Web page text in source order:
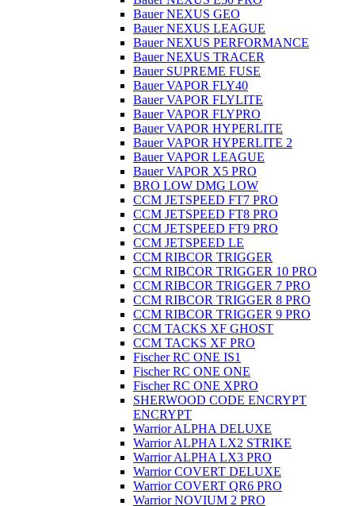
Bauer NEXUS GEO
Bauer NEXUS LEAGUE
Bauer NEXUS PERFORMANCE
Bauer NEXUS TRACER
Bauer SUPREME FUSE
Bauer VAPOR FLY40
Bauer VAPOR FLYLITE
Bauer VAPOR FLYPRO
Bauer VAPOR HYPERLITE
Bauer VAPOR HYPERLITE 2
Bauer VAPOR LEAGUE
Bauer VAPOR X5 PRO
BRO LOW DMG LOW
CCM JETSPEED FT7 PRO
CCM JETSPEED FT8 PRO
CCM JETSPEED FT9 PRO
CCM JETSPEED LE
CCM RIBCOR TRIGGER
CCM RIBCOR TRIGGER 10 PRO
CCM RIBCOR TRIGGER 7 PRO
CCM RIBCOR TRIGGER 8 PRO
CCM RIBCOR TRIGGER 9 PRO
CCM TACKS XF GHOST
CCM TACKS XF PRO
Fischer RC ONE IS1
Fischer RC ONE ONE
Fischer RC ONE XPRO
SHERWOOD CODE ENCRYPT
ENCRYPT
Warrior ALPHA DELUXE
Warrior ALPHA LX2 STRIKE
Warrior ALPHA LX3 PRO
Warrior COVERT DELUXE
Warrior COVERT QR6 PRO
Warrior NOVIUM 2 PRO